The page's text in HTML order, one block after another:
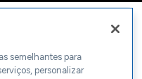
semelhantes para
personalizar